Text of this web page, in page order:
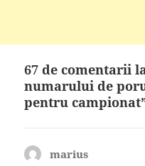
67 de comentarii
numarului de
pentru
marius